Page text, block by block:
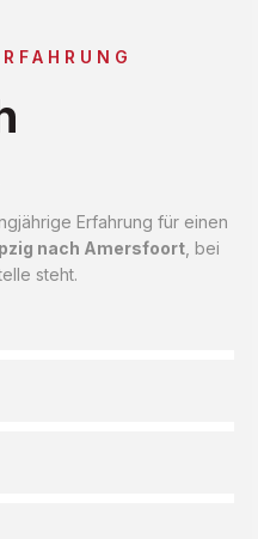
Erfahrung für einen
nach Amersfoort , bei
steht.